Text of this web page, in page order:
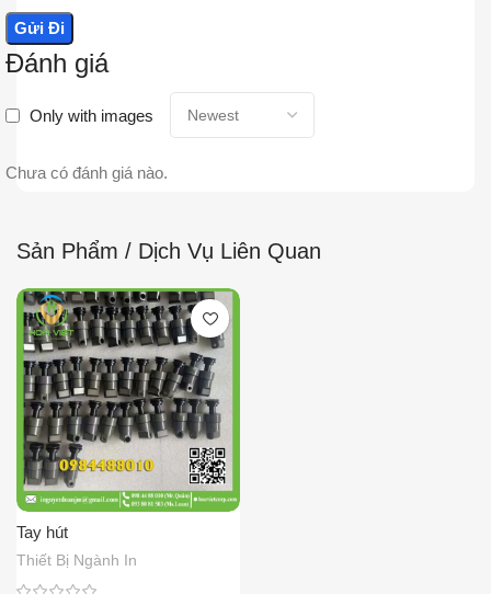
Đánh giá
Only with images
Chưa có đánh giá nào.
Sản Phẩm / Dịch Vụ Liên Quan
Tay hút
Thiết Bị Ngành In